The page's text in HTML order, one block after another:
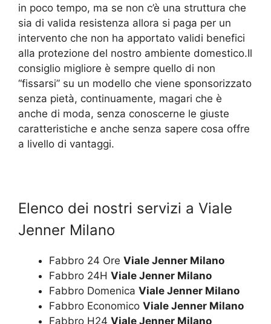
in poco tempo, ma se non c’è una struttura che
sia di valida resistenza allora si paga per un
intervento che non ha apportato validi benefici
alla protezione del nostro ambiente domestico.Il
consiglio migliore è sempre quello di non
“fissarsi” su un modello che viene sponsorizzato
senza pietà, continuamente, magari che è
anche di moda, senza conoscerne le giuste
caratteristiche e anche senza sapere cosa offre
a livello di vantaggi.
Elenco dei nostri servizi a Viale
Jenner Milano
Fabbro 24 Ore Viale Jenner Milano
Fabbro 24H Viale Jenner Milano
Fabbro Domenica Viale Jenner Milano
Fabbro Economico Viale Jenner Milano
Fabbro H24 Viale Jenner Milano